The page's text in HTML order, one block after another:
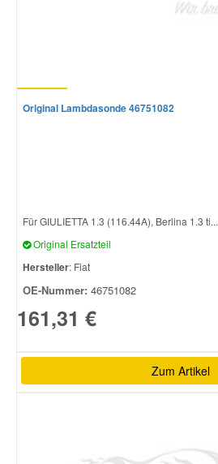
Original Lambdasonde 46751082
Für GIULIETTA 1.3 (116.44A), Berlina 1.3 ti...
Original Ersatzteil
Hersteller: Fiat
OE-Nummer: 46751082
161,31 €
Zum Artikel